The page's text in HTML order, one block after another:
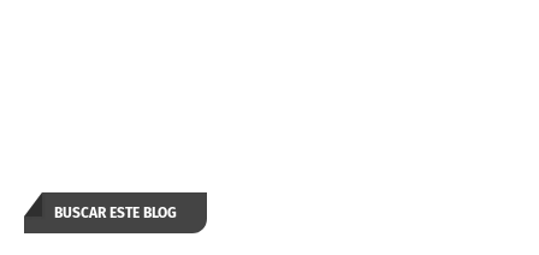
BUSCAR ESTE BLOG